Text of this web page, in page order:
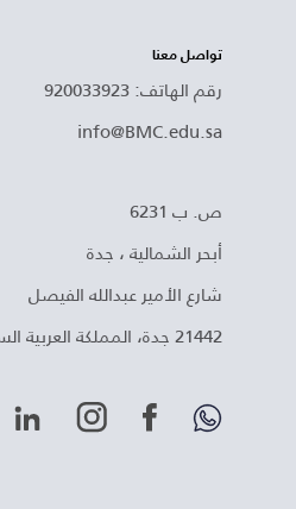
تواصل معنا
رقم الهاتف: 920033923
info@BMC.edu.sa
ص. ب 6231
أبحر الشمالية ، جدة
شارع الأمير عبدالله الفيصل
21442 جدة، المملكة العربية السعودية